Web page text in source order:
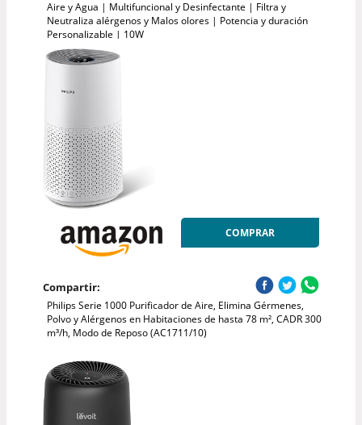
Aire y Agua | Multifuncional y Desinfectante | Filtra y
Neutraliza alérgenos y Malos olores | Potencia y duración
Personalizable | 10W
COMPRAR
Compartir:
Philips Serie 1000 Purificador de Aire, Elimina Gérmenes,
Polvo y Alérgenos en Habitaciones de hasta 78 m², CADR 300
m³/h, Modo de Reposo (AC1711/10)